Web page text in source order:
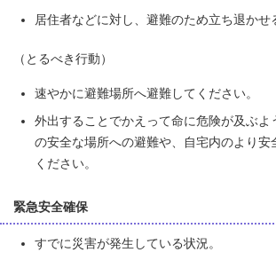
居住者などに対し、避難のため立ち退かせ
（とるべき行動）
速やかに避難場所へ避難してください。
外出することでかえって命に危険が及ぶよ
の安全な場所への避難や、自宅内のより安
ください。
緊急安全確保
すでに災害が発生している状況。